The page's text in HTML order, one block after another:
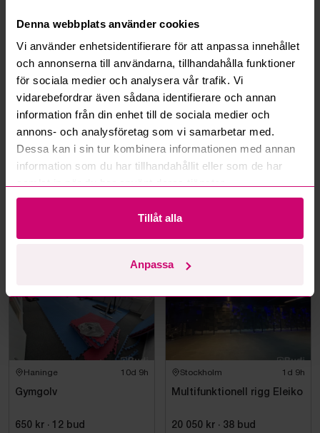
Denna webbplats använder cookies
Vi använder enhetsidentifierare för att anpassa innehållet
och annonserna till användarna, tillhandahålla funktioner
för sociala medier och analysera vår trafik. Vi
vidarebefordrar även sådana identifierare och annan
information från din enhet till de sociala medier och
annons- och analysföretag som vi samarbetar med.
Dessa kan i sin tur kombinera informationen med annan
information som du har tillhandahållit eller som de har
Tillåt alla
Anpassa
Hur fungerar maxbud?
Hur fungerar budmotorn?
Kan jag ångra ett bud?
Kan ni frakta mina vunna objekt?
Mer från samma kategori
Haninge 10d 9h
Gymgolv
650 kr · 12 bud
Stockholm 1d 9h
Multifunktionell rigg Eleiko
20 050 kr · 38 bud